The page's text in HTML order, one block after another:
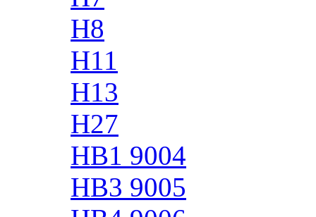
H8
H11
H13
H27
HB1 9004
HB3 9005